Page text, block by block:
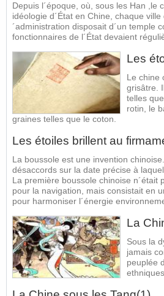
Depuis l´époque, où, sous les Han ,le
idéologie d´État en Chine, chaque
´administration disposait d´un temple
fonctionnaires de l´État devaient
Les
Le chine
grisâtre.
telles
rotin, le
graines telles que le coton.
Les étoiles brillent au
La boussole est une invention
désaccords sur la date précise à
La première boussole chinoise n´était
pour la navigation, mais consistait en
pour harmoniser l´énergie
La
Sous la
jamais
peuplée
ethniques.